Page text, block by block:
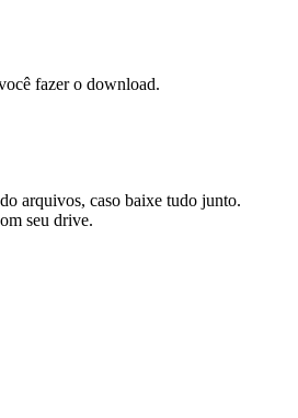
fazer o download.
arquivos, caso baixe tudo junto.
seu drive.